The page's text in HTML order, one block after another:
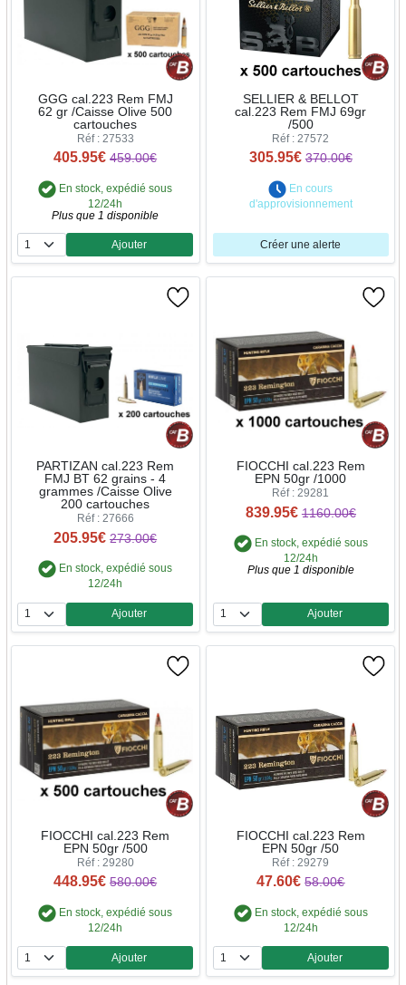
GGG cal.223 Rem FMJ
62 gr /Caisse Olive 500
cartouches
Réf : 27533
405.95€ 459.00€
En stock, expédié sous
12/24h
Plus que 1 disponible
Quantité
Ajouter
SELLIER & BELLOT
cal.223 Rem FMJ 69gr
/500
Réf : 27572
305.95€ 370.00€
En cours
d'approvisionnement
Créer une alerte
PARTIZAN cal.223 Rem
FMJ BT 62 grains - 4
grammes /Caisse Olive
200 cartouches
Réf : 27666
205.95€ 273.00€
En stock, expédié sous
12/24h
Quantité
Ajouter
FIOCCHI cal.223 Rem
EPN 50gr /1000
Réf : 29281
839.95€ 1160.00€
En stock, expédié sous
12/24h
Plus que 1 disponible
Quantité
Ajouter
FIOCCHI cal.223 Rem
EPN 50gr /500
Réf : 29280
448.95€ 580.00€
En stock, expédié sous
12/24h
Quantité
Ajouter
FIOCCHI cal.223 Rem
EPN 50gr /50
Réf : 29279
47.60€ 58.00€
En stock, expédié sous
12/24h
Quantité
Ajouter